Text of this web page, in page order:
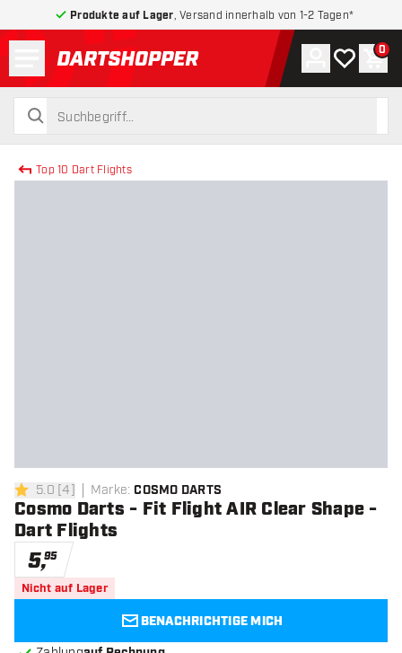
Produkte auf Lager , Versand innerhalb von 1-2 Tagen*
zurück zur Startseite
suchen
suchen
Konto
Meine 0
Top 10 Dart Flights
5 Bewertungssterne
5.0 [4] Marke: COSMO DARTS
Cosmo Darts - Fit Flight AIR Clear Shape -
Dart Flights
5,95
Nicht auf Lager
BENACHRICHTIGE MICH